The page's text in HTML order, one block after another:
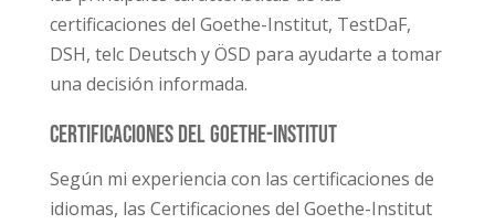
certificaciones del Goethe-Institut, TestDaF,
DSH, telc Deutsch y ÖSD para ayudarte a tomar
una decisión informada.
Certificaciones del Goethe-Institut
Según mi experiencia con las certificaciones de
idiomas, las Certificaciones del Goethe-Institut